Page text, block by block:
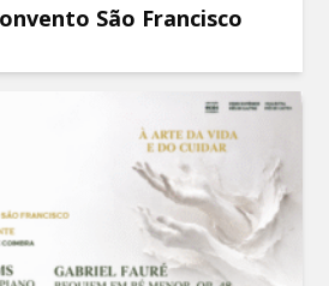
São Francisco